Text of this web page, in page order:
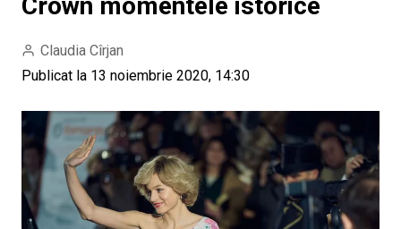
Claudia Cîrjan
Publicat la 13 noiembrie 2020, 14:30